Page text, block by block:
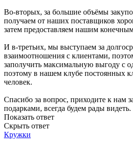
Во-вторых, за большие объёмы
получаем от наших поставщиков
затем предоставляем нашим
И в-третьих, мы выступаем за
взаимоотношения с клиентами,
заполучить максимальную выгоду с
поэтому в нашем клубе постоянных
человек.
Спасибо за вопрос, приходите к нам
подарками, всегда будем рады видеть.
Показать ответ
Скрыть ответ
Кружки